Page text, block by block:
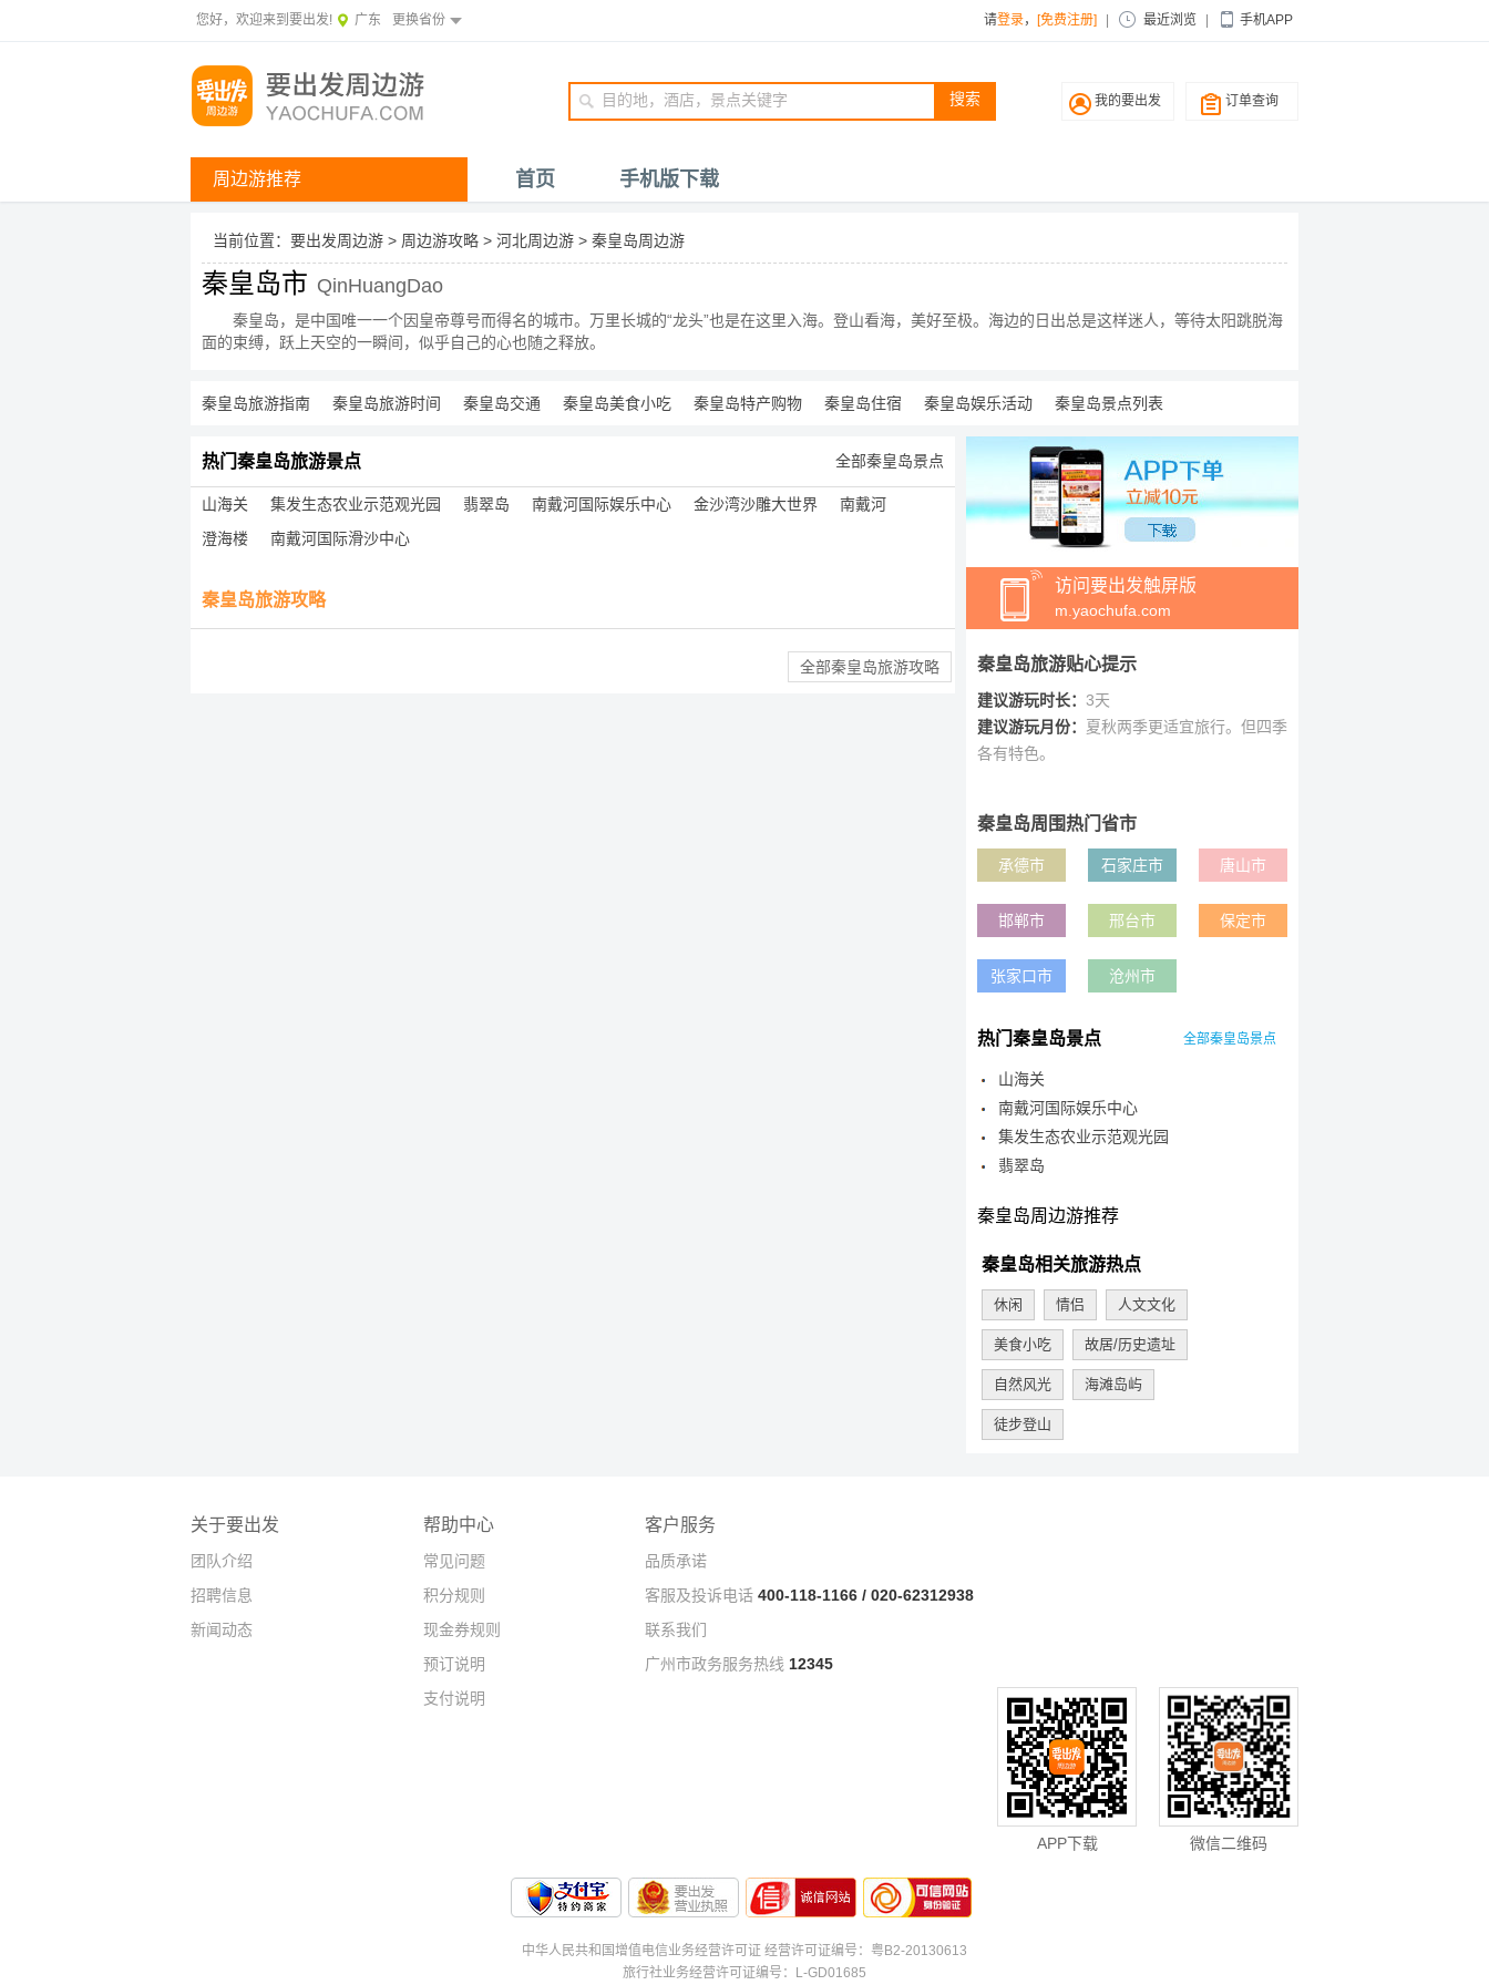
您好，欢迎来到要出发! 广东 更换省份 请登录， [免费注册] 最近浏览 手机APP
搜索 我的要出发 订单查询
周边游推荐 首页 手机版下载
当前位置： 要出发周边游 > 周边游攻略 > 河北周边游 > 秦皇岛周边游
秦皇岛市 QinHuangDao
秦皇岛，是中国唯一一个因皇帝尊号而得名的城市。万里长城的“龙头”也是在这里入海。登山看海，美好至极。海边的日出总是这样迷人，等待太阳跳脱海
面的束缚，跃上天空的一瞬间，似乎自己的心也随之释放。
秦皇岛旅游指南 秦皇岛旅游时间 秦皇岛交通 秦皇岛美食小吃 秦皇岛特产购物 秦皇岛住宿 秦皇岛娱乐活动 秦皇岛景点列表
热门秦皇岛旅游景点 全部秦皇岛景点
山海关 集发生态农业示范观光园 翡翠岛 南戴河国际娱乐中心 金沙湾沙雕大世界
南戴河
澄海楼
南戴河国际滑沙中心
秦皇岛旅游攻略
全部秦皇岛旅游攻略
访问要出发触屏版
m.yaochufa.com
秦皇岛旅游贴心提示
建议游玩时长： 3天
建议游玩月份： 夏秋两季更适宜旅行。但四季
各有特色。
秦皇岛周围热门省市
承德市 石家庄市 唐山市
邯郸市 邢台市 保定市
张家口市 沧州市
热门秦皇岛景点 全部秦皇岛景点
山海关
南戴河国际娱乐中心
集发生态农业示范观光园
翡翠岛
秦皇岛周边游推荐
秦皇岛相关旅游热点
休闲 情侣 人文文化
美食小吃 故居/历史遗址
自然风光 海滩岛屿
徒步登山
关于要出发
团队介绍
招聘信息
新闻动态
帮助中心
常见问题
积分规则
现金券规则
预订说明
支付说明
客户服务
品质承诺
客服及投诉电话 400-118-1166 / 020-62312938
联系我们
广州市政务服务热线 12345
APP下载 微信二维码
中华人民共和国增值电信业务经营许可证 经营许可证编号：粤B2-20130613
旅行社业务经营许可证编号：L-GD01685